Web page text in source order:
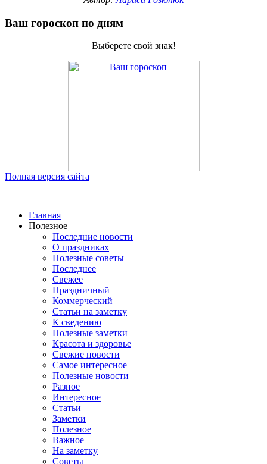
Ваш гороскоп по дням
Выберете свой знак!
Полная версия сайта
Главная
Полезное
Последние новости
О праздниках
Полезные советы
Последнее
Свежее
Праздничный
Коммерческий
Статьи на заметку
К сведению
Полезные заметки
Красота и здоровье
Свежие новости
Самое интересное
Полезные новости
Разное
Интересное
Статьи
Заметки
Полезное
Важное
На заметку
Советы